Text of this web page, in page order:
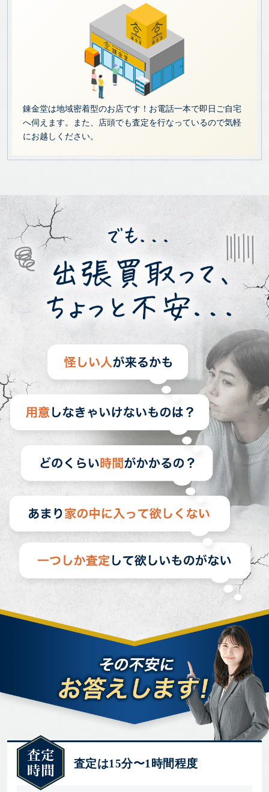
錬金堂は地域密着型のお店です！お電話一本で即日ご自宅
へ伺えます。また、店頭でも査定を行なっているので気軽
にお越しください。
査定は15分〜1時間程度